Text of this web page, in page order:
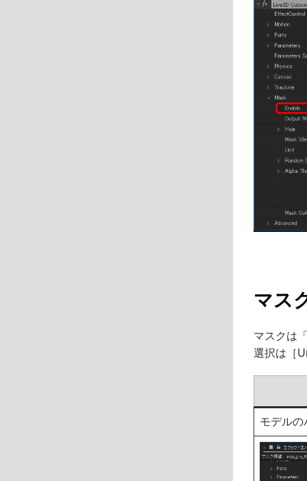
マス
マスクは
選択は［
モデルの